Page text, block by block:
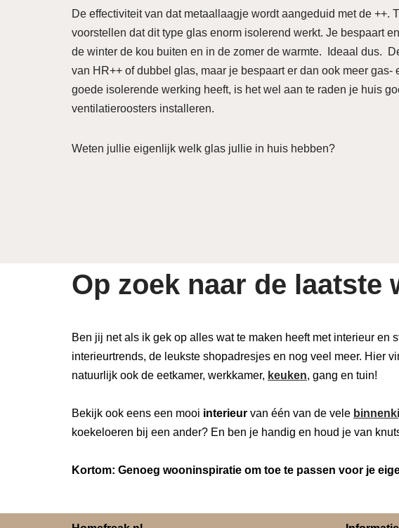
De effectiviteit van dat metaallaagje wordt aangeduid met de ++.
voorstellen dat dit type glas enorm isolerend werkt. Je bespaart
de winter de kou buiten en in de zomer de warmte. Ideaal dus.
van HR++ of dubbel glas, maar je bespaart er dan ook meer gas-
goede isolerende werking heeft, is het wel aan te raden je huis
ventilatieroosters installeren.
Weten jullie eigenlijk welk glas jullie in huis hebben?
Op zoek naar de
Ben jij net als ik gek op alles wat te maken heeft met interieur
interieurtrends, de leukste shopadresjes en nog veel meer. Hier
natuurlijk ook de eetkamer, werkkamer, keuken, gang en tuin!
Bekijk ook eens een mooi interieur van één van de vele
koekeloeren bij een ander? En ben je handig en houd je van
Kortom: Genoeg wooninspiratie om toe te passen voor je